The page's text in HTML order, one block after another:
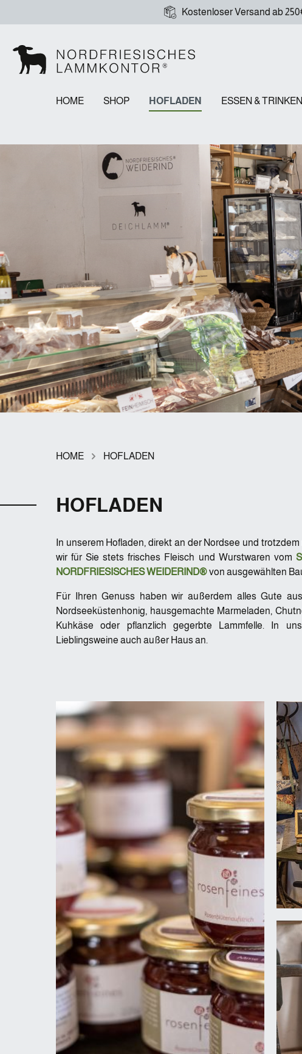
Kostenloser Versand ab
HOME SHOP HOFLADEN ESSEN & TRINKEN
HOME HOFLADEN
HOFLADEN
In unserem Hofladen, direkt an der Nordsee und
wir für Sie stets frisches Fleisch und Wurstwaren vom
NORDFRIESISCHES WEIDERIND®von ausgewählten
Für Ihren Genuss haben wir außerdem alles Gute
Nordseeküstenhonig, hausgemachte Marmeladen,
Kuhkäse oder pflanzlich gegerbte Lammfelle. In
Lieblingsweine auch außer Haus an.